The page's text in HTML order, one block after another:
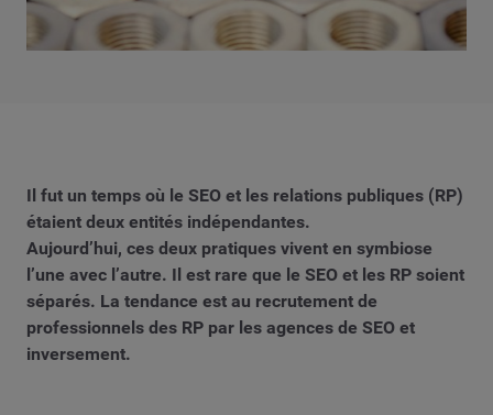
Il fut un temps où le SEO et les relations publiques (RP)
étaient deux entités indépendantes.
Aujourd’hui, ces deux pratiques vivent en symbiose
l’une avec l’autre. Il est rare que le SEO et les RP soient
séparés. La tendance est au recrutement de
professionnels des RP par les agences de SEO et
inversement.